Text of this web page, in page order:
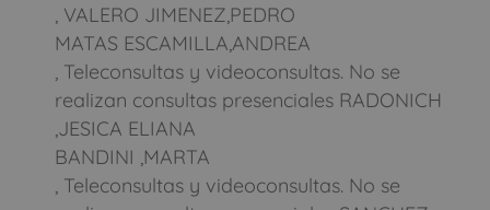
, VALERO JIMENEZ,PEDRO
MATAS ESCAMILLA,ANDREA
, Teleconsultas y videoconsultas. No se
realizan consultas presenciales RADONICH
,JESICA ELIANA
BANDINI ,MARTA
, Teleconsultas y videoconsultas. No se